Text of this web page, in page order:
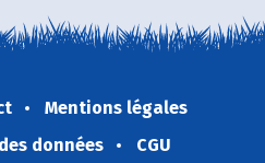
Mentions légales
données
CGU